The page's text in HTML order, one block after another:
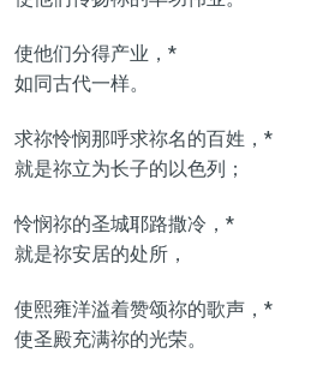
使他们分得产业，*
如同古代一样。
求祢怜悯那呼求祢名的百姓，*
就是祢立为长子的以色列；
怜悯祢的圣城耶路撒冷，*
就是祢安居的处所，
使熙雍洋溢着赞颂祢的歌声，*
使圣殿充满祢的光荣。